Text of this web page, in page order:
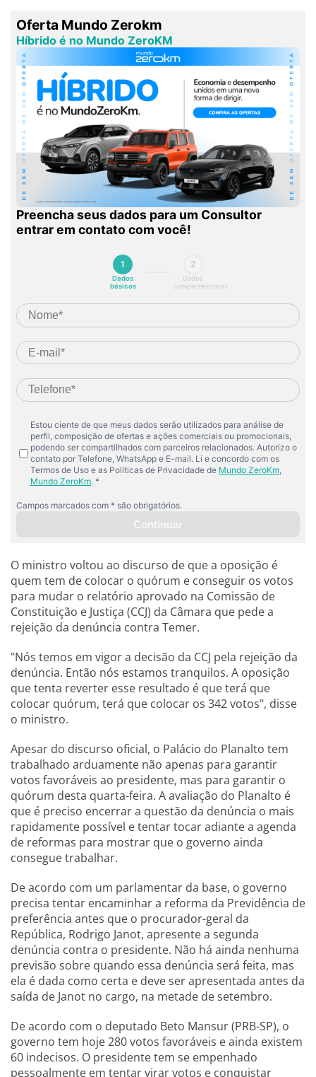
O ministro voltou ao discurso de que a oposição é
quem tem de colocar o quórum e conseguir os votos
para mudar o relatório aprovado na Comissão de
Constituição e Justiça (CCJ) da Câmara que pede a
rejeição da denúncia contra Temer.
"Nós temos em vigor a decisão da CCJ pela rejeição da
denúncia. Então nós estamos tranquilos. A oposição
que tenta reverter esse resultado é que terá que
colocar quórum, terá que colocar os 342 votos", disse
o ministro.
Apesar do discurso oficial, o Palácio do Planalto tem
trabalhado arduamente não apenas para garantir
votos favoráveis ao presidente, mas para garantir o
quórum desta quarta-feira. A avaliação do Planalto é
que é preciso encerrar a questão da denúncia o mais
rapidamente possível e tentar tocar adiante a agenda
de reformas para mostrar que o governo ainda
consegue trabalhar.
De acordo com um parlamentar da base, o governo
precisa tentar encaminhar a reforma da Previdência de
preferência antes que o procurador-geral da
República, Rodrigo Janot, apresente a segunda
denúncia contra o presidente. Não há ainda nenhuma
previsão sobre quando essa denúncia será feita, mas
ela é dada como certa e deve ser apresentada antes da
saída de Janot no cargo, na metade de setembro.
De acordo com o deputado Beto Mansur (PRB-SP), o
governo tem hoje 280 votos favoráveis e ainda existem
60 indecisos. O presidente tem se empenhado
pessoalmente em tentar virar votos e conquistar